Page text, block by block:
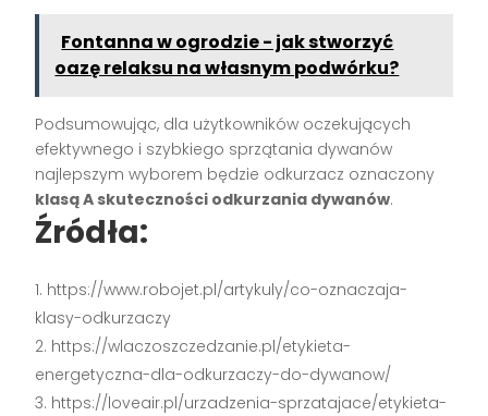
Fontanna w ogrodzie - jak stworzyć
oazę relaksu na własnym podwórku?
Podsumowując, dla użytkowników oczekujących
efektywnego i szybkiego sprzątania dywanów
najlepszym wyborem będzie odkurzacz oznaczony
klasą A skuteczności odkurzania dywanów.
Źródła:
https://www.robojet.pl/artykuly/co-oznaczaja-
klasy-odkurzaczy
https://wlaczoszczedzanie.pl/etykieta-
energetyczna-dla-odkurzaczy-do-dywanow/
https://loveair.pl/urzadzenia-sprzatajace/etykieta-